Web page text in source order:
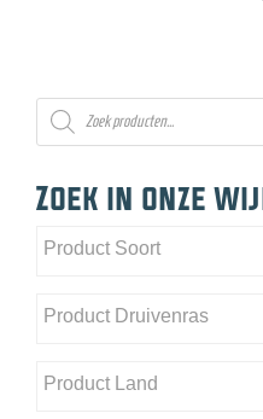
Producten
zoeken
Zoek in onze